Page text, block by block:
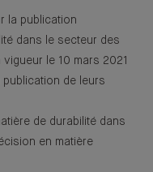
la publication
dans le secteur des
le 10 mars 2021
de leurs
de durabilité dans
en matière